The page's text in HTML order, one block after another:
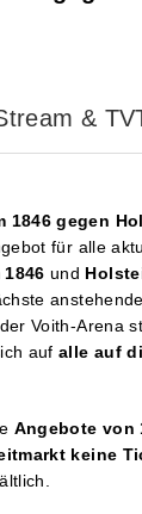
& TV
1846 gegen
für alle
und
Voith-Arena
aufalle auf
Angebote von
keine